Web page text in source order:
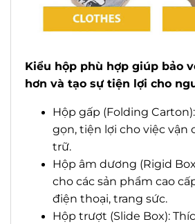
Kiểu hộp phù hợp giúp bảo
hơn và tạo sự tiện lợi cho
Hộp gấp (Folding
gọn, tiện lợi cho việc vận
trữ.
Hộp âm dương (Rigid
cho các sản phẩm cao
điện thoại, trang sức.
Hộp trượt (Slide Box):